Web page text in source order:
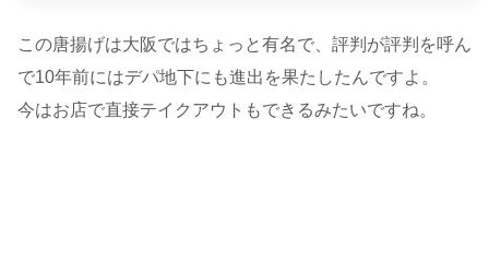
この唐揚げは大阪ではちょっと有名で、評判が評判を呼ん
で10年前にはデパ地下にも進出を果たしたんですよ。
今はお店で直接テイクアウトもできるみたいですね。